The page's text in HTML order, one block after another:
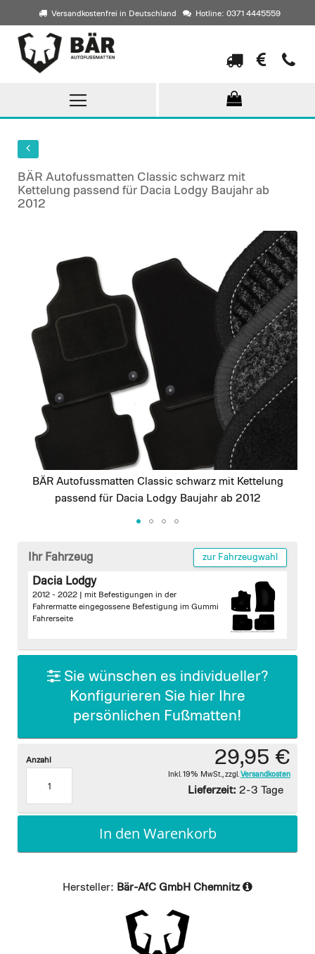
Versandkostenfrei in Deutschland Hotline: 0371 4445559
Direkt
zum
Inhalt
BÄR Autofussmatten Classic schwarz mit
Kettelung passend für Dacia Lodgy Baujahr ab
2012
images
gallery
BÄR Autofussmatten Classic schwarz mit Kettelung
passend für Dacia Lodgy Baujahr ab 2012
beginning
gallery
Ihr Fahrzeug zur Fahrzeugwahl
Dacia Lodgy
2012 - 2022 | mit Befestigungen in der
Fahrermatte eingegossene Befestigung im Gummi
Fahrerseite
Sie wünschen es individueller?
Konfigurieren Sie hier Ihre
persönlichen Fußmatten!
29,95 €
Inkl. 19% MwSt. zzgl. Versandkosten
Lieferzeit: 2-3 Tage
Anzahl
In den Warenkorb
Hersteller: Bär-AfC GmbH Chemnitz